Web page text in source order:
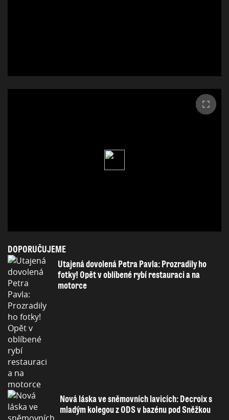
DOPORUČUJEME
Utajená dovolená Petra Pavla: Prozradily ho
fotky! Opět v oblíbené rybí restauraci a na
motorce
Nová láska ve sněmovních lavicích: Decroix s
mladým kolegou z ODS v bazénu pod Sněžkou